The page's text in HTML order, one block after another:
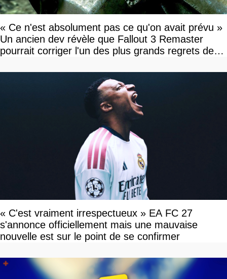
« Ce n'est absolument pas ce qu'on avait prévu »
Un ancien dev révèle que Fallout 3 Remaster
pourrait corriger l'un des plus grands regrets de
« C'est vraiment irrespectueux » EA FC 27
s'annonce officiellement mais une mauvaise
nouvelle est sur le point de se confirmer